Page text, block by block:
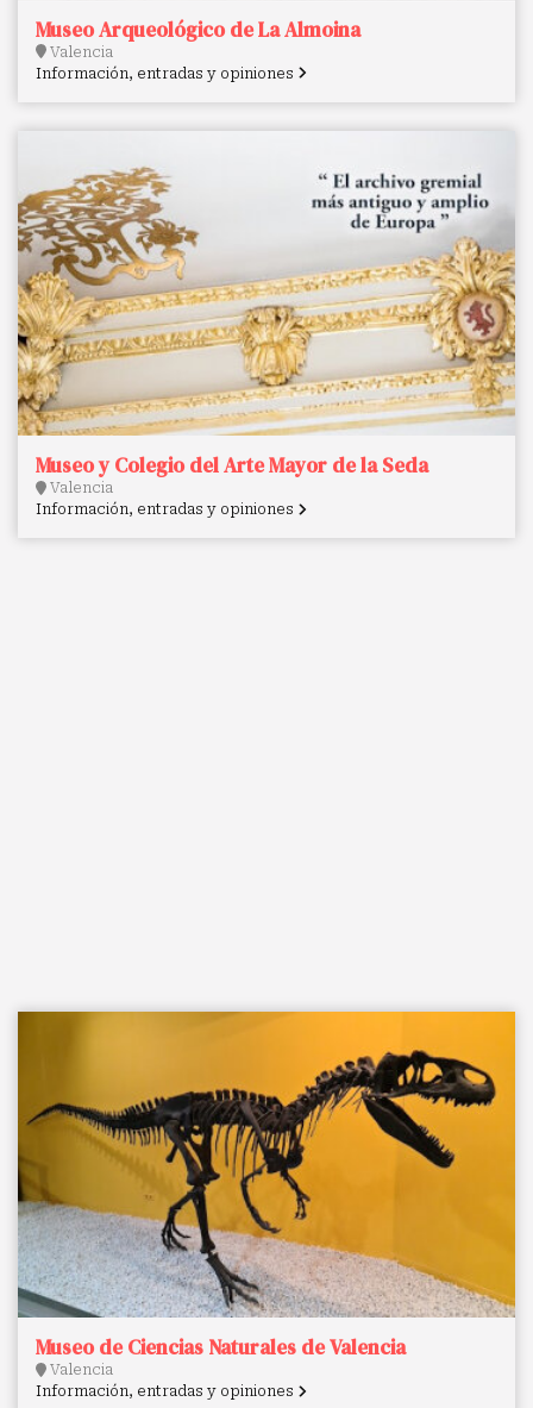
Museo Arqueológico de La Almoina
Valencia
Información, entradas y opiniones
Museo y Colegio del Arte Mayor de la Seda
Valencia
Información, entradas y opiniones
Museo de Ciencias Naturales de Valencia
Valencia
Información, entradas y opiniones